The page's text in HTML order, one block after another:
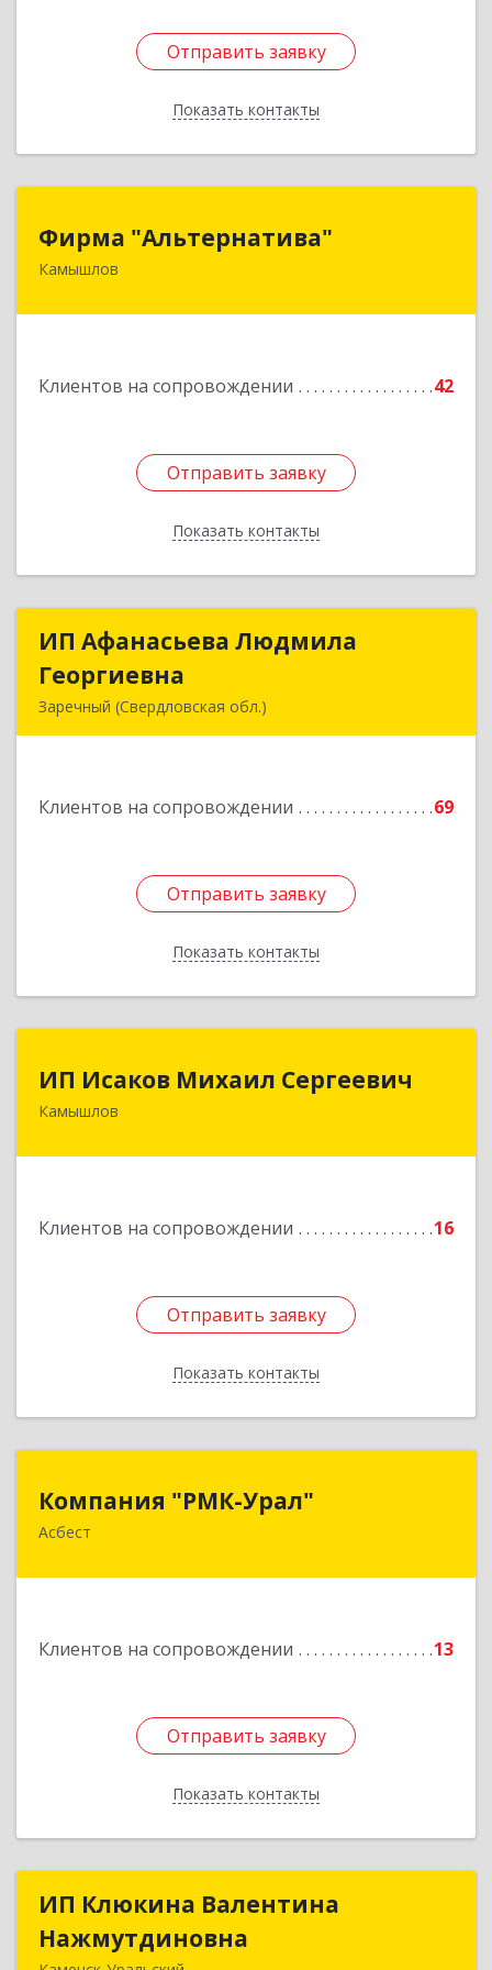
Отправить заявку
Показать контакты
Отправить заявку
Назад
Фирма "Альтернатива"
Камышлов
Клиентов на сопровождении 42
Отправить заявку
Показать контакты
624860, Свердловская обл, Камышлов г, Ленина
Отправить заявку
Назад
ИП Афанасьева Людмила
Георгиевна
Заречный (Свердловская обл.)
Клиентов на сопровождении 69
Отправить заявку
Показать контакты
ИП Афанасьева Людмила
Подробнее
Отправить заявку
Назад
ИП Исаков Михаил Сергеевич
Камышлов
Клиентов на сопровождении 16
Отправить заявку
Показать контакты
624860, Свердловская обл, Камышлов г, Ленина
Отправить заявку
Назад
Компания "РМК-Урал"
Асбест
Клиентов на сопровождении 13
Отправить заявку
Показать контакты
Отправить заявку
Назад
ИП Клюкина Валентина
Нажмутдиновна
ИП Клюкина Валентина
Нажмутдиновна